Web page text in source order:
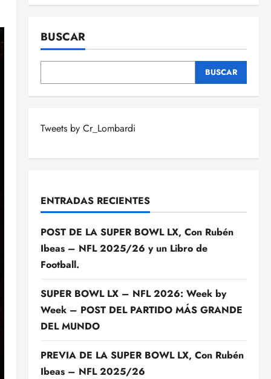
BUSCAR
BUSCAR
Tweets by Cr_Lombardi
ENTRADAS RECIENTES
POST DE LA SUPER BOWL LX, Con Rubén
Ibeas – NFL 2025/26 y un Libro de
Football.
SUPER BOWL LX – NFL 2026: Week by
Week – POST DEL PARTIDO MÁS GRANDE
DEL MUNDO
PREVIA DE LA SUPER BOWL LX, Con Rubén
Ibeas – NFL 2025/26